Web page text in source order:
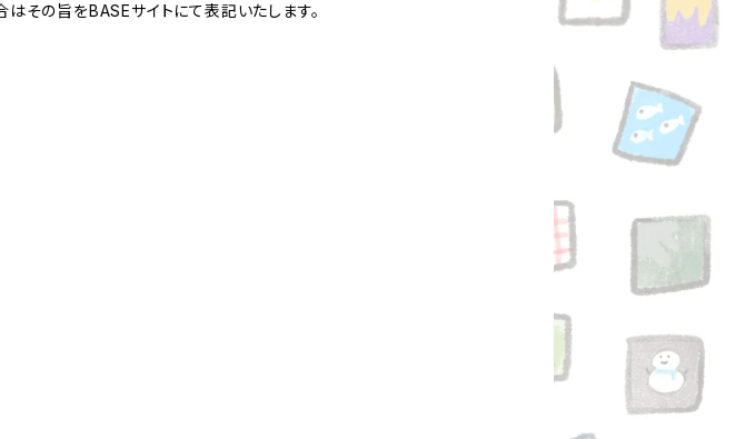
その旨をBASEサイトにて表記いたします。